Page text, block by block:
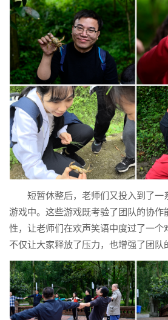
短暂休整后，老师们又投入到了一
游戏中。这些游戏既考验了团队的协作
性，让老师们在欢声笑语中度过了一个
不仅让大家释放了压力，也增强了团队